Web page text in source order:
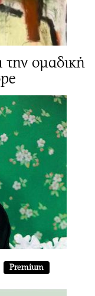
ομαδική
Premium